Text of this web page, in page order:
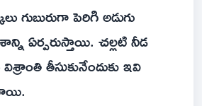
గుబురుగా పెరిగి అడుగు
ఏర్పరుస్తాయి. చల్లటి నీడ
తీసుకునేందుకు ఇవి